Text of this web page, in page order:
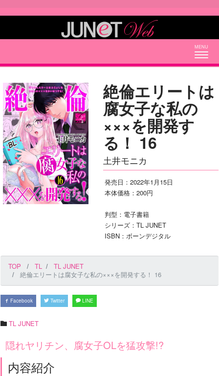
絶倫エリートは
腐女子な私の
×××を開発す
る！ 16
土井モニカ
発売日：2022年1月15日
本体価格：200円
判型：電子書籍
シリーズ：TL JUNET
ISBN：ボーンデジタル
TOP TL
TL JUNET
絶倫エリートは腐女子な私の×××を開発する！ 16
Facebook Twitter LINE
TL JUNET
隠れヤリチン、腐女子OLを猛攻撃!?
内容紹介